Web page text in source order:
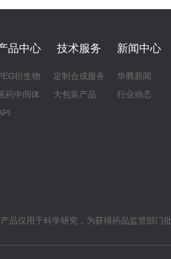
品中心
衍生物
药中间体
技术服务
定制合成服务
大包装产品
新闻中心
华腾新闻
行业动态
品仅用于科学研究，为获得药品监管部门